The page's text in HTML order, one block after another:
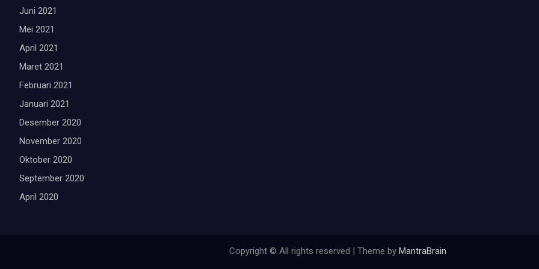
Juni 2021
Mei 2021
April 2021
Maret 2021
Februari 2021
Januari 2021
Desember 2020
November 2020
Oktober 2020
September 2020
April 2020
Copyright © All rights reserved | Theme by MantraBrain